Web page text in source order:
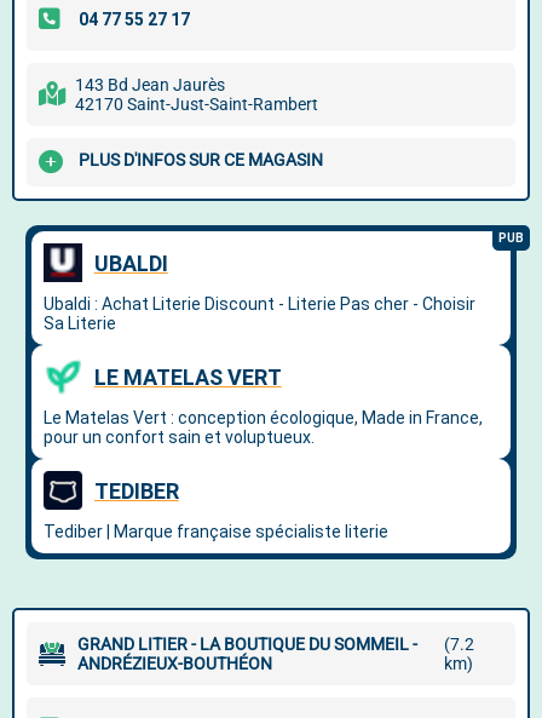
143 Bd Jean Jaurès
42170 Saint-Just-Saint-Rambert
PLUS D'INFOS SUR CE MAGASIN
GRAND LITIER - LA BOUTIQUE DU SOMMEIL -
ANDRÉZIEUX-BOUTHÉON
(7.2
km)